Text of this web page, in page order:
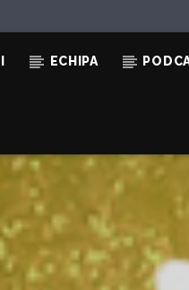
ECHIPA